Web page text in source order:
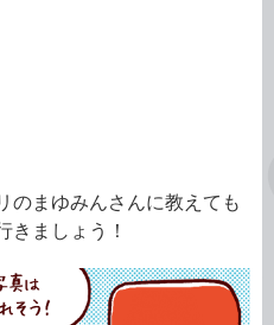
のまゆみんさんに教えても
きましょう！